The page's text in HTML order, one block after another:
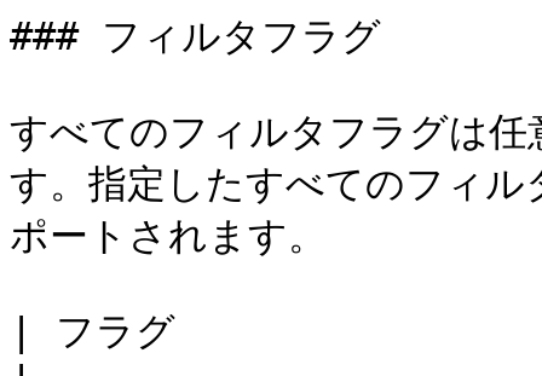
### フィルタフラグ
すべてのフィルタフラグは任
す。指定したすべてのフィ
ポートされます。
| フラグ